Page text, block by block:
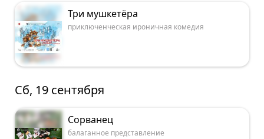
Три мушкетёра
приключенческая ироничная комедия
Сб, 19 сентября
Сорванец
балаганное представление